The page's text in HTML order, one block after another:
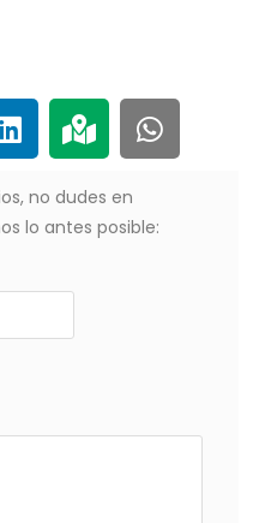
no dudes en
lo antes posible: